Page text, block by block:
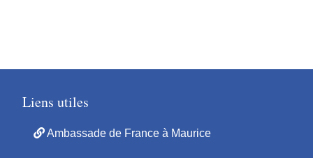
Liens utiles
Ambassade de France à Maurice